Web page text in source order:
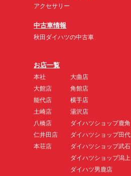
アクセサリー
中古車情報
秋田ダイハツの中古車
お店一覧
本社
大館店
能代店
土崎店
八橋店
仁井田店
本荘店
大曲店
角館店
横手店
湯沢店
ダイハツショップ鹿角
ダイハツショップ田代
ダイハツショップ武石
ダイハツショップ潟上
ダイハツ男鹿店